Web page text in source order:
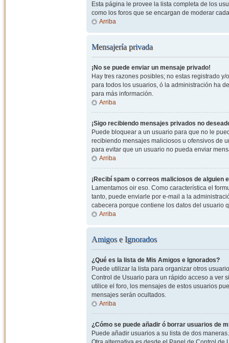
Esta página le provee la lista completa de los
como los foros que se encargan de moderar
Arriba
Mensajería privada
¡No se puede enviar un mensaje privado!
Hay tres razones posibles; no estas registrado
para todos los usuarios, ó la administración ha
para más información.
Arriba
¡Sigo recibiendo mensajes privados no
Puede bloquear a un usuario para que no le
recibiendo mensajes maliciosos u ofensivos de
para evitar que un usuario no pueda enviar
Arriba
¡Recibí spam o correos maliciosos de alguien
Lamentamos oir eso. Como característica el
tanto, puede enviarle por e-mail a la
cabecera porque contiene los datos del usuario
Arriba
Amigos e Ignorados
¿Qué es la lista de Mis Amigos e Ignorados?
Puede utilizar la lista para organizar otros
Control de Usuario para un rápido acceso a ver
utilice el foro, los mensajes de estos usuarios
mensajes serán ocultados.
Arriba
¿Cómo se puede añadir ó borrar usuarios de
Puede añadir usuarios a su lista de dos